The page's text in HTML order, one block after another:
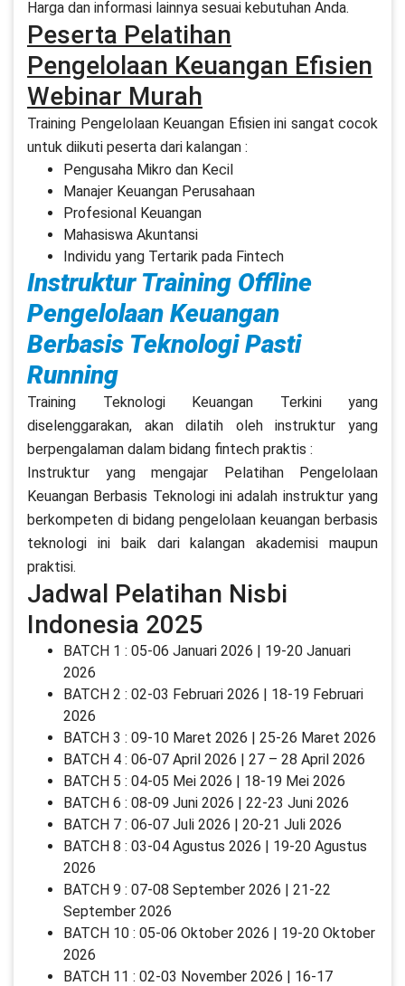
Harga dan informasi lainnya sesuai kebutuhan Anda.
Peserta Pelatihan
Pengelolaan Keuangan Efisien
Webinar Murah
Training Pengelolaan Keuangan Efisien ini sangat cocok
untuk diikuti peserta dari kalangan :
Pengusaha Mikro dan Kecil
Manajer Keuangan Perusahaan
Profesional Keuangan
Mahasiswa Akuntansi
Individu yang Tertarik pada Fintech
Instruktur Training Offline
Pengelolaan Keuangan
Berbasis Teknologi Pasti
Running
Training Teknologi Keuangan Terkini yang
diselenggarakan, akan dilatih oleh instruktur yang
berpengalaman dalam bidang fintech praktis :
Instruktur yang mengajar Pelatihan Pengelolaan
Keuangan Berbasis Teknologi ini adalah instruktur yang
berkompeten di bidang pengelolaan keuangan berbasis
teknologi ini baik dari kalangan akademisi maupun
praktisi.
Jadwal Pelatihan Nisbi
Indonesia 2025
BATCH 1 : 05-06 Januari 2026 | 19-20 Januari
2026
BATCH 2 : 02-03 Februari 2026 | 18-19 Februari
2026
BATCH 3 : 09-10 Maret 2026 | 25-26 Maret 2026
BATCH 4 : 06-07 April 2026 | 27 – 28 April 2026
BATCH 5 : 04-05 Mei 2026 | 18-19 Mei 2026
BATCH 6 : 08-09 Juni 2026 | 22-23 Juni 2026
BATCH 7 : 06-07 Juli 2026 | 20-21 Juli 2026
BATCH 8 : 03-04 Agustus 2026 | 19-20 Agustus
2026
BATCH 9 : 07-08 September 2026 | 21-22
September 2026
BATCH 10 : 05-06 Oktober 2026 | 19-20 Oktober
2026
BATCH 11 : 02-03 November 2026 | 16-17